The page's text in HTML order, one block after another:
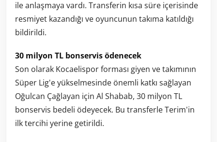
ile anlaşmaya vardı. Transferin kısa süre içerisinde
resmiyet kazandığı ve oyuncunun takıma katıldığı
bildirildi.
30 milyon TL bonservis ödenecek
Son olarak Kocaelispor forması giyen ve takımının
Süper Lig'e yükselmesinde önemli katkı sağlayan
Oğulcan Çağlayan için Al Shabab, 30 milyon TL
bonservis bedeli ödeyecek. Bu transferle Terim'in
ilk tercihi yerine getirildi.